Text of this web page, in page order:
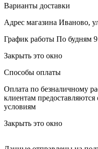
Варианты доставки
Адрес магазина Иваново,
График работы По будням
Закрыть это окно
Способы оплаты
Оплата по безналичному
клиентам
условиям
Закрыть это окно